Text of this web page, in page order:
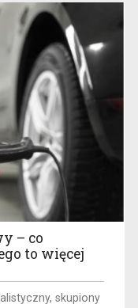
– co
to więcej
skupiony